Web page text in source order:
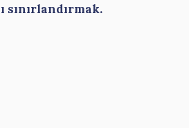
sınırlandırmak.